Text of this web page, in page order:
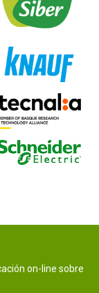
on-line sobre